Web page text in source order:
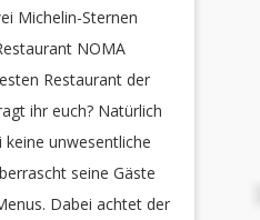
Michelin-Sternen
NOMA
Restaurant der
ihr euch? Natürlich
keine unwesentliche
seine Gäste
Dabei achtet der